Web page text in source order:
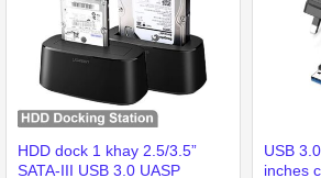
HDD dock 1 khay 2.5/3.5”
SATA-III USB 3.0 UASP
USB
inches